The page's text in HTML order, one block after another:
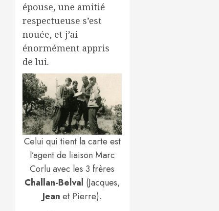
épouse, une amitié
respectueuse s’est
nouée, et j’ai
énormément appris
de lui.
Celui qui tient la carte est
l’agent de liaison Marc
Corlu avec les 3 frères
Challan-Belval (Jacques,
Jeanet Pierre).